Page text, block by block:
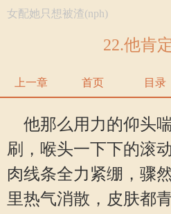
女配她只想被渣(nph)
22.他肯
上一章 首页 目录
他那么用力的仰头
刷，喉头一下下的滚
肉线条全力紧绷，骤
里热气消散，皮肤都